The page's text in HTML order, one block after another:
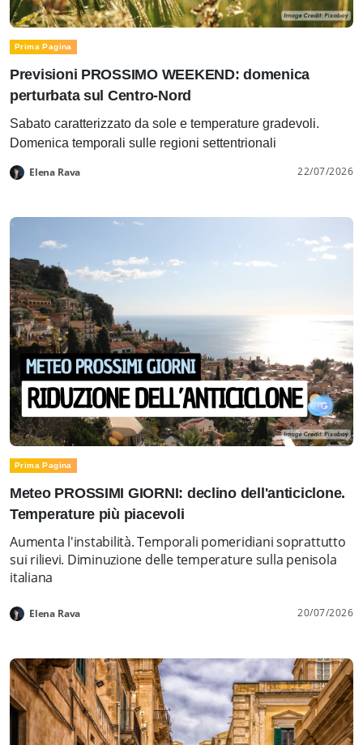
Prima Pagina
Previsioni PROSSIMO WEEKEND: domenica
perturbata sul Centro-Nord
Sabato caratterizzato da sole e temperature gradevoli.
Domenica temporali sulle regioni settentrionali
Elena Rava 22/07/2026
Prima Pagina
Meteo PROSSIMI GIORNI: declino dell'anticiclone.
Temperature più piacevoli
Aumenta l'instabilità. Temporali pomeridiani soprattutto
sui rilievi. Diminuzione delle temperature sulla penisola
italiana
Elena Rava 20/07/2026